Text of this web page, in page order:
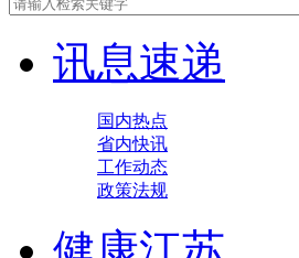
讯息速递
国内热点
省内快讯
工作动态
政策法规